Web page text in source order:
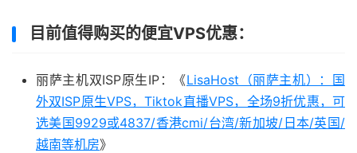
目前值得购买的便宜VPS优惠：
丽萨主机双ISP原生IP：《LisaHost（丽萨主机）：国
外双ISP原生VPS，Tiktok直播VPS，全场9折优惠，可
选美国9929或4837/香港cmi/台湾/新加坡/日本/英国/
越南等机房》